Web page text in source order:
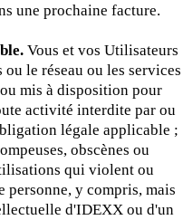
une prochaine facture.
Vous et vos Utilisateurs
le réseau ou les services
mis à disposition pour
activité interdite par ou
légale applicable ;
obscènes ou
qui violent ou
personne, y compris, mais
d'IDEXX ou d'un